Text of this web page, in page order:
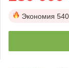
Экономия